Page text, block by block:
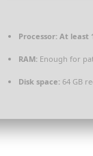
Processor: At least
RAM: Enough for
Disk space: 64 GB